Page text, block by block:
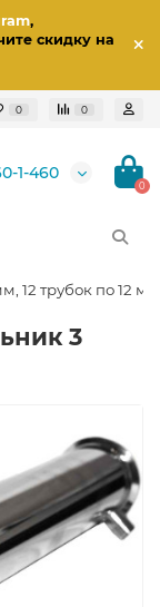
,
скидку на
0 0
1-460
0
12 трубок по 12
3